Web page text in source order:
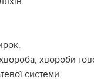
хвороби
системи.